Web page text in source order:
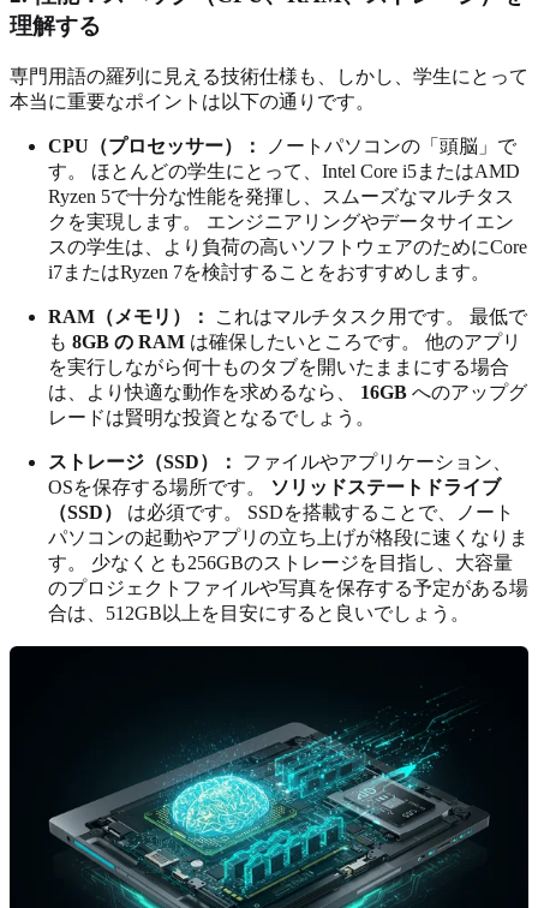
理解する
専門用語の羅列に見える技術仕様も、しかし、学生にとって
本当に重要なポイントは以下の通りです。
CPU（プロセッサー）：
ノートパソコンの「頭脳」で
す。 ほとんどの学生にとって、Intel Core i5またはAMD
Ryzen 5で十分な性能を発揮し、スムーズなマルチタス
クを実現します。 エンジニアリングやデータサイエン
スの学生は、より負荷の高いソフトウェアのためにCore
i7またはRyzen 7を検討することをおすすめします。
RAM（メモリ）：
これはマルチタスク用です。 最低で
も 8GB の RAM は確保したいところです。 他のアプリ
を実行しながら何十ものタブを開いたままにする場合
は、より快適な動作を求めるなら、 16GB へのアップグ
レードは賢明な投資となるでしょう。
ストレージ（SSD）：
ファイルやアプリケーション、
OSを保存する場所です。
ソリッドステートドライブ
（SSD）
は必須です。 SSDを搭載することで、ノート
パソコンの起動やアプリの立ち上げが格段に速くなりま
す。 少なくとも256GBのストレージを目指し、大容量
のプロジェクトファイルや写真を保存する予定がある場
合は、512GB以上を目安にすると良いでしょう。